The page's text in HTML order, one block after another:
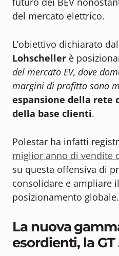
del mercato elettrico.
L’obiettivo dichiarato dal
Lohscheller è
del mercato EV, dove
margini di profitto sono
espansione della rete
della base clienti.
Polestar ha infatti
miglior anno di vendite
su questa offensiva di
consolidare e ampliare
posizionamento globale.
La nuova
esordienti, la GT